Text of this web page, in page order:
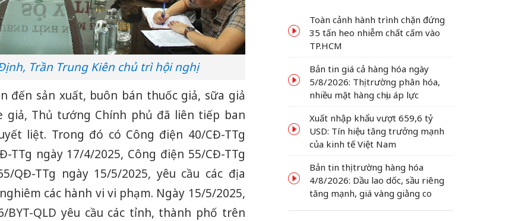
Trần Trung Kiên chủ trì hội nghị
đến sản xuất, buôn bán thuốc giả, sữa giả
giả, Thủ tướng Chính phủ đã liên tiếp ban
liệt. Trong đó có Công điện 40/CĐ-TTg
TTg ngày 17/4/2025, Công điện 55/CĐ-TTg
QĐ-TTg ngày 15/5/2025, yêu cầu các địa
các hành vi vi phạm. Ngày 15/5/2025,
BYT-QLD yêu cầu các tỉnh, thành phố trên
Toàn cảnh hành trình chặn đứng
35 tấn heo nhiễm chất cấm vào
TP.HCM
Bản tin giá cả hàng hóa ngày
5/8/2026: Thị trường phân hóa,
nhiều mặt hàng chịu áp lực
Xuất nhập khẩu vượt 659,6 tỷ
USD: Tín hiệu tăng trưởng mạnh
của kinh tế Việt Nam
Bản tin thị trường hàng hóa
4/8/2026: Dầu lao dốc, sầu riêng
tăng mạnh, giá vàng giằng co